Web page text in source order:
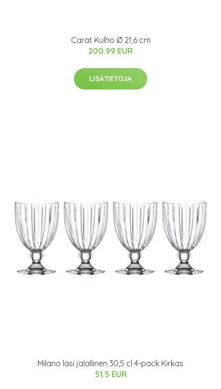
Carat Kulho Ø 21,6 cm
200.99 EUR
LISÄTIETOJA
Milano lasi jalallinen 30,5 cl 4-pack Kirkas
51.5 EUR